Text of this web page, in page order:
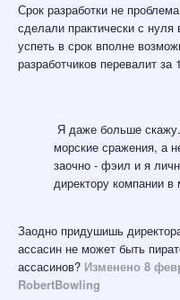
Срок разработки не
сделали практически с нуля
успеть в срок вполне
разработчиков перевалит за
Я даже больше
морские сражения, а
заочно - фэил и я
директору компании в
Заодно придушишь
ассасин не может быть
ассасинов? Изменено 8
RobertBowling